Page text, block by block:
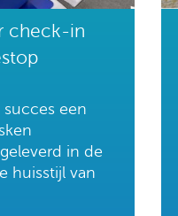
check-in
een
in de
huisstijl van